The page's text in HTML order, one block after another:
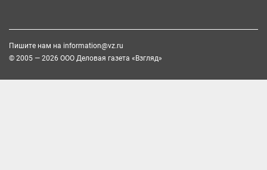
Пишите нам на information@vz.ru
© 2005 — 2026 ООО Деловая газета «Взгляд»